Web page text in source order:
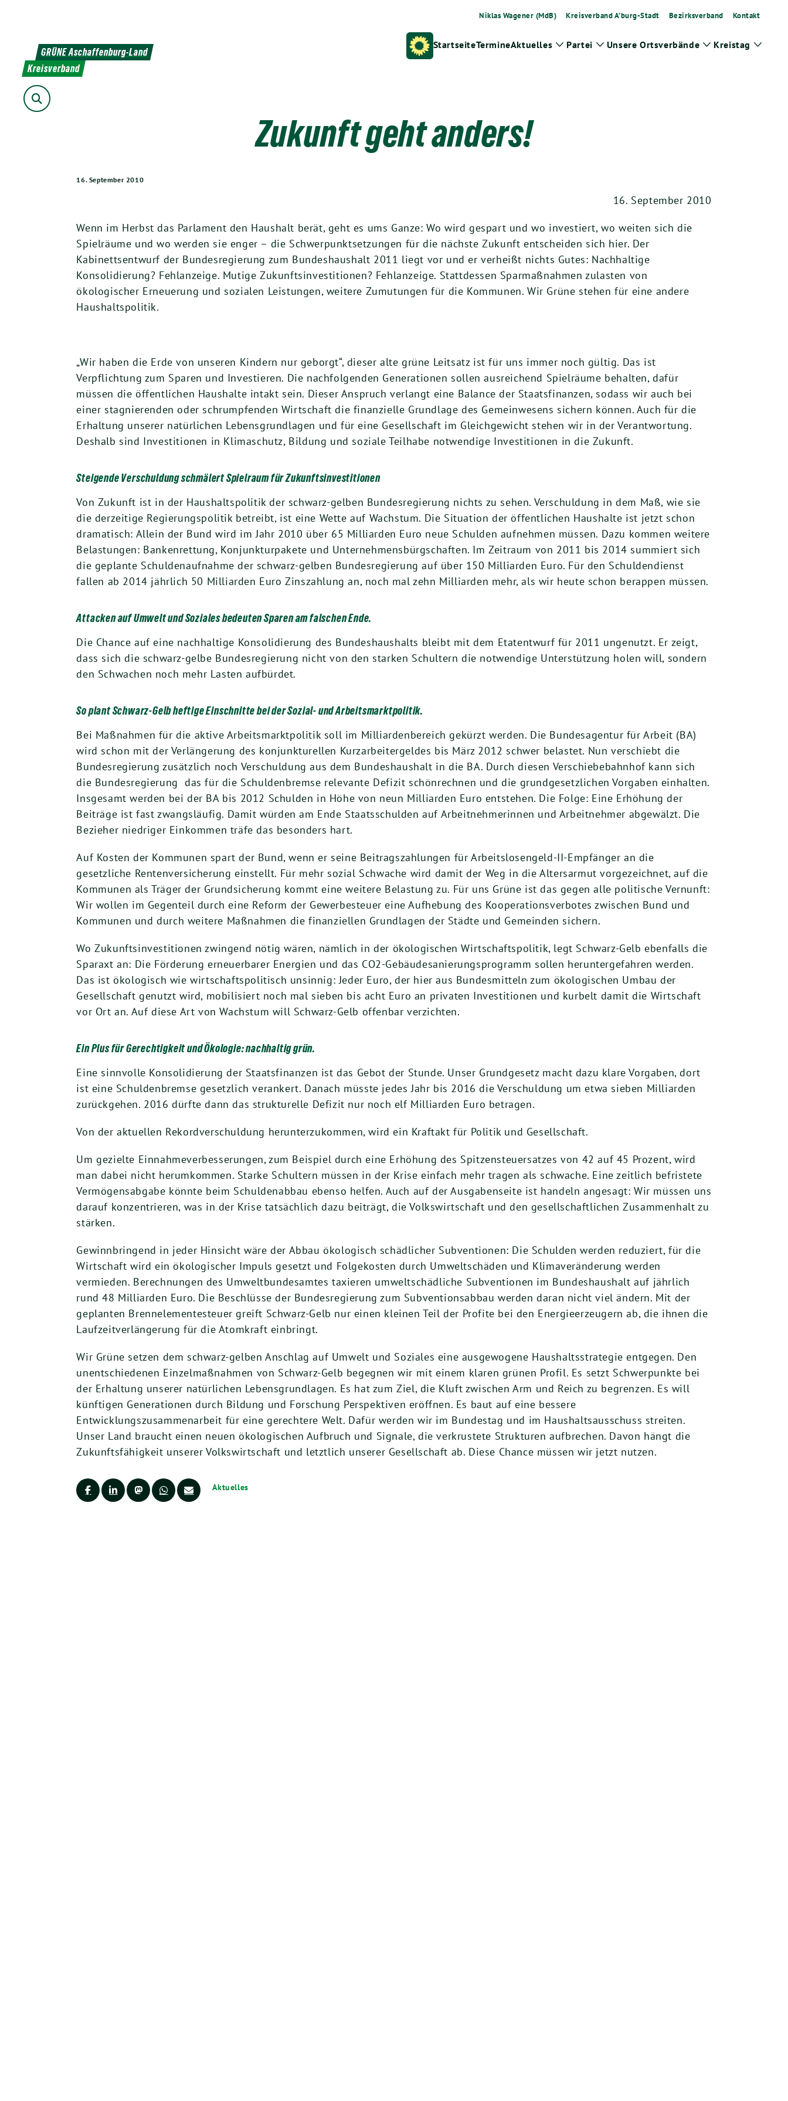
Niklas Wagener (MdB) Kreisverband A’burg-Stadt Bezirksverband Kontakt
GRÜNE Aschaffenburg-Land
Kreisverband
Suche
StartseiteTermineAktuelles Zeige
Partei Zeige
Unsere Ortsverbände Zeige
Kreistag
Zeige
Zukunft geht anders!
16. September 2010
16. September 2010
Wenn im Herbst das Parlament den Haushalt berät, geht es ums Ganze: Wo wird gespart und wo investiert, wo weiten sich die
Spielräume und wo werden sie enger – die Schwerpunktsetzungen für die nächste Zukunft entscheiden sich hier. Der
Kabinettsentwurf der Bundesregierung zum Bundeshaushalt 2011 liegt vor und er verheißt nichts Gutes: Nachhaltige
Konsolidierung? Fehlanzeige. Mutige Zukunftsinvestitionen? Fehlanzeige. Stattdessen Sparmaßnahmen zulasten von
ökologischer Erneuerung und sozialen Leistungen, weitere Zumutungen für die Kommunen. Wir Grüne stehen für eine andere
Haushaltspolitik.
„Wir haben die Erde von unseren Kindern nur geborgt“, dieser alte grüne Leitsatz ist für uns immer noch gültig. Das ist
Verpflichtung zum Sparen und Investieren. Die nachfolgenden Generationen sollen ausreichend Spielräume behalten, dafür
müssen die öffentlichen Haushalte intakt sein. Dieser Anspruch verlangt eine Balance der Staatsfinanzen, sodass wir auch bei
einer stagnierenden oder schrumpfenden Wirtschaft die finanzielle Grundlage des Gemeinwesens sichern können. Auch für die
Erhaltung unserer natürlichen Lebensgrundlagen und für eine Gesellschaft im Gleichgewicht stehen wir in der Verantwortung.
Deshalb sind Investitionen in Klimaschutz, Bildung und soziale Teilhabe notwendige Investitionen in die Zukunft.
Steigende Verschuldung schmälert Spielraum für Zukunftsinvestitionen
Von Zukunft ist in der Haushaltspolitik der schwarz-gelben Bundesregierung nichts zu sehen. Verschuldung in dem Maß, wie sie
die derzeitige Regierungspolitik betreibt, ist eine Wette auf Wachstum. Die Situation der öffentlichen Haushalte ist jetzt schon
dramatisch: Allein der Bund wird im Jahr 2010 über 65 Milliarden Euro neue Schulden aufnehmen müssen. Dazu kommen weitere
Belastungen: Bankenrettung, Konjunkturpakete und Unternehmensbürgschaften. Im Zeitraum von 2011 bis 2014 summiert sich
die geplante Schuldenaufnahme der schwarz-gelben Bundesregierung auf über 150 Milliarden Euro. Für den Schuldendienst
fallen ab 2014 jährlich 50 Milliarden Euro Zinszahlung an, noch mal zehn Milliarden mehr, als wir heute schon berappen müssen.
Attacken auf Umwelt und Soziales bedeuten Sparen am falschen Ende.
Die Chance auf eine nachhaltige Konsolidierung des Bundeshaushalts bleibt mit dem Etatentwurf für 2011 ungenutzt. Er zeigt,
dass sich die schwarz-gelbe Bundesregierung nicht von den starken Schultern die notwendige Unterstützung holen will, sondern
den Schwachen noch mehr Lasten aufbürdet.
So plant Schwarz-Gelb heftige Einschnitte bei der Sozial- und Arbeitsmarktpolitik.
Bei Maßnahmen für die aktive Arbeitsmarktpolitik soll im Milliardenbereich gekürzt werden. Die Bundesagentur für Arbeit (BA)
wird schon mit der Verlängerung des konjunkturellen Kurzarbeitergeldes bis März 2012 schwer belastet. Nun verschiebt die
Bundesregierung zusätzlich noch Verschuldung aus dem Bundeshaushalt in die BA. Durch diesen Verschiebebahnhof kann sich
die Bundesregierung das für die Schuldenbremse relevante Defizit schönrechnen und die grundgesetzlichen Vorgaben einhalten.
Insgesamt werden bei der BA bis 2012 Schulden in Höhe von neun Milliarden Euro entstehen. Die Folge: Eine Erhöhung der
Beiträge ist fast zwangsläufig. Damit würden am Ende Staatsschulden auf Arbeitnehmerinnen und Arbeitnehmer abgewälzt. Die
Bezieher niedriger Einkommen träfe das besonders hart.
Auf Kosten der Kommunen spart der Bund, wenn er seine Beitragszahlungen für Arbeitslosengeld-II-Empfänger an die
gesetzliche Rentenversicherung einstellt. Für mehr sozial Schwache wird damit der Weg in die Altersarmut vorgezeichnet, auf die
Kommunen als Träger der Grundsicherung kommt eine weitere Belastung zu. Für uns Grüne ist das gegen alle politische Vernunft:
Wir wollen im Gegenteil durch eine Reform der Gewerbesteuer eine Aufhebung des Kooperationsverbotes zwischen Bund und
Kommunen und durch weitere Maßnahmen die finanziellen Grundlagen der Städte und Gemeinden sichern.
Wo Zukunftsinvestitionen zwingend nötig wären, nämlich in der ökologischen Wirtschaftspolitik, legt Schwarz-Gelb ebenfalls die
Sparaxt an: Die Förderung erneuerbarer Energien und das CO2-Gebäudesanierungsprogramm sollen heruntergefahren werden.
Das ist ökologisch wie wirtschaftspolitisch unsinnig: Jeder Euro, der hier aus Bundesmitteln zum ökologischen Umbau der
Gesellschaft genutzt wird, mobilisiert noch mal sieben bis acht Euro an privaten Investitionen und kurbelt damit die Wirtschaft
vor Ort an. Auf diese Art von Wachstum will Schwarz-Gelb offenbar verzichten.
Ein Plus für Gerechtigkeit und Ökologie: nachhaltig grün.
Eine sinnvolle Konsolidierung der Staatsfinanzen ist das Gebot der Stunde. Unser Grundgesetz macht dazu klare Vorgaben, dort
ist eine Schuldenbremse gesetzlich verankert. Danach müsste jedes Jahr bis 2016 die Verschuldung um etwa sieben Milliarden
zurückgehen. 2016 dürfte dann das strukturelle Defizit nur noch elf Milliarden Euro betragen.
Von der aktuellen Rekordverschuldung herunterzukommen, wird ein Kraftakt für Politik und Gesellschaft.
Um gezielte Einnahmeverbesserungen, zum Beispiel durch eine Erhöhung des Spitzensteuersatzes von 42 auf 45 Prozent, wird
man dabei nicht herumkommen. Starke Schultern müssen in der Krise einfach mehr tragen als schwache. Eine zeitlich befristete
Vermögensabgabe könnte beim Schuldenabbau ebenso helfen. Auch auf der Ausgabenseite ist handeln angesagt: Wir müssen uns
darauf konzentrieren, was in der Krise tatsächlich dazu beiträgt, die Volkswirtschaft und den gesellschaftlichen Zusammenhalt zu
stärken.
Gewinnbringend in jeder Hinsicht wäre der Abbau ökologisch schädlicher Subventionen: Die Schulden werden reduziert, für die
Wirtschaft wird ein ökologischer Impuls gesetzt und Folgekosten durch Umweltschäden und Klimaveränderung werden
vermieden. Berechnungen des Umweltbundesamtes taxieren umweltschädliche Subventionen im Bundeshaushalt auf jährlich
rund 48 Milliarden Euro. Die Beschlüsse der Bundesregierung zum Subventionsabbau werden daran nicht viel ändern. Mit der
geplanten Brennelementesteuer greift Schwarz-Gelb nur einen kleinen Teil der Profite bei den Energieerzeugern ab, die ihnen die
Laufzeitverlängerung für die Atomkraft einbringt.
Wir Grüne setzen dem schwarz-gelben Anschlag auf Umwelt und Soziales eine ausgewogene Haushaltsstrategie entgegen. Den
unentschiedenen Einzelmaßnahmen von Schwarz-Gelb begegnen wir mit einem klaren grünen Profil. Es setzt Schwerpunkte bei
der Erhaltung unserer natürlichen Lebensgrundlagen. Es hat zum Ziel, die Kluft zwischen Arm und Reich zu begrenzen. Es will
künftigen Generationen durch Bildung und Forschung Perspektiven eröffnen. Es baut auf eine bessere
Entwicklungszusammenarbeit für eine gerechtere Welt. Dafür werden wir im Bundestag und im Haushaltsausschuss streiten.
Unser Land braucht einen neuen ökologischen Aufbruch und Signale, die verkrustete Strukturen aufbrechen. Davon hängt die
Zukunftsfähigkeit unserer Volkswirtschaft und letztlich unserer Gesellschaft ab. Diese Chance müssen wir jetzt nutzen.
Aktuelles